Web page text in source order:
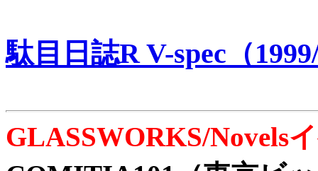
駄目日誌R V-spec（
GLASSWORKS/Novels